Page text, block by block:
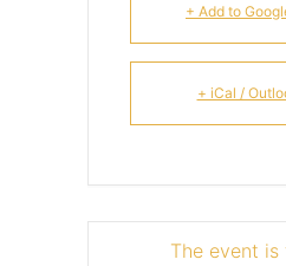
+ Add to
+ iCal /
The event is